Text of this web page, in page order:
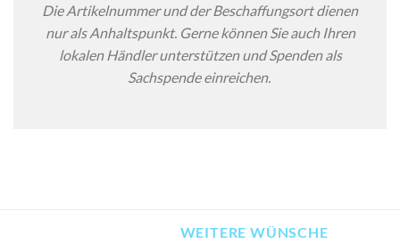
Die Artikelnummer und der Beschaffungsort dienen
nur als Anhaltspunkt. Gerne können Sie auch Ihren
lokalen Händler unterstützen und Spenden als
Sachspende einreichen.
WEITERE WÜNSCHE